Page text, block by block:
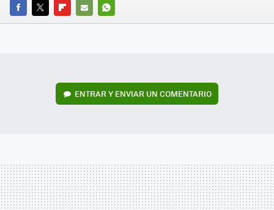
FACEBOOK
TWITTERFLIPBOARD
E-
WHATSAPP
ENTRAR Y ENVIAR UN COMENTARIO